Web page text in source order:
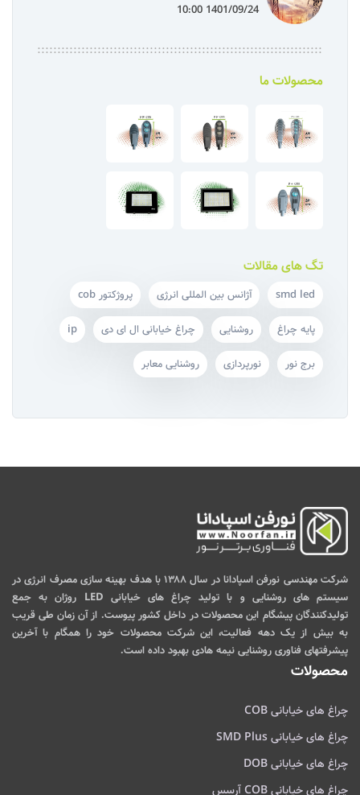
1401/09/24 10:00
محصولات ما
تگ های مقالات
smd led آژانس بین المللی انرژی پروژکتور cob
پایه چراغ روشنایی چراغ خیابانی ال ای دی ip
برج نور نورپردازی روشنایی معابر
شرکت مهندسی نورفن اسپادانا در سال ۱۳۸۸ با هدف بهینه سازی مصرف انرژی در
سیستم های روشنایی و با تولید چراغ های خیابانی LED روژان به جمع
تولیدکنندگان پیشگام این محصولات در داخل کشور پیوست. از آن زمان طی قریب
به بیش از یک دهه فعالیت، این شرکت محصولات خود را همگام با آخرین
پیشرفتهای فناوری روشنایی نیمه هادی بهبود داده است.
محصولات
چراغ های خیابانی COB
چراغ های خیابانی SMD Plus
چراغ های خیابانی DOB
چراغ های خیابانی COB آرسس